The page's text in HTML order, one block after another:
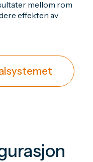
mellom rom
effekten av